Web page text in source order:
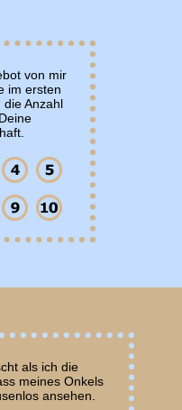
von mir
im ersten
die Anzahl
als ich die
meines Onkels
ansehen.